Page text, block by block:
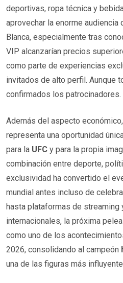
deportivas, ropa técnica y
aprovechar la enorme audiencia
Blanca, especialmente tras
VIP alcanzarían precios
como parte de experiencias
invitados de alto perfil. Aunque
confirmados los patrocinadores.
Además del aspecto
representa una oportunidad
para la UFC y para la propia
combinación entre deporte,
exclusividad ha convertido el
mundial antes incluso de
hasta plataformas de
internacionales, la próxima
como uno de los
2026, consolidando al campeón
una de las figuras más